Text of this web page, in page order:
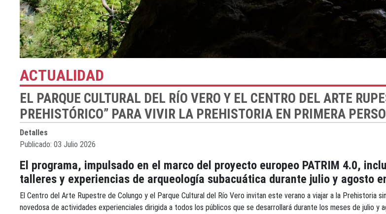
ACTUALIDAD
EL PARQUE CULTURAL DEL RÍO VERO Y EL CENTRO DEL ARTE
PREHISTÓRICO” PARA VIVIR LA PREHISTORIA EN PRIMERA
Detalles
Publicado: 03 Julio 2026
El programa, impulsado en el marco del proyecto europeo PATRIM 4.0,
talleres y experiencias de arqueología subacuática durante julio y agosto
El Centro del Arte Rupestre de Colungo y el Parque Cultural del Río Vero invitan este verano a viajar a la Prehistoria
novedosa de actividades experienciales dirigida a todos los públicos que se desarrollará durante los meses de julio